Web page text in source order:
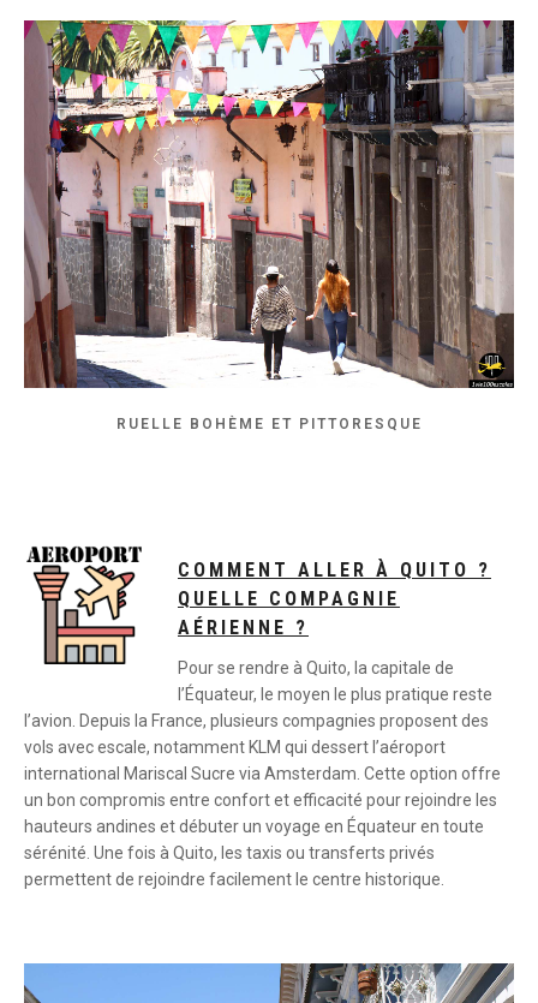
RUELLE BOHÈME ET PITTORESQUE
COMMENT ALLER À QUITO ?
QUELLE COMPAGNIE
AÉRIENNE ?
Pour se rendre à Quito, la capitale de
l’Équateur, le moyen le plus pratique reste
l’avion. Depuis la France, plusieurs compagnies proposent des
vols avec escale, notamment KLM qui dessert l’aéroport
international Mariscal Sucre via Amsterdam. Cette option offre
un bon compromis entre confort et efficacité pour rejoindre les
hauteurs andines et débuter un voyage en Équateur en toute
sérénité. Une fois à Quito, les taxis ou transferts privés
permettent de rejoindre facilement le centre historique.